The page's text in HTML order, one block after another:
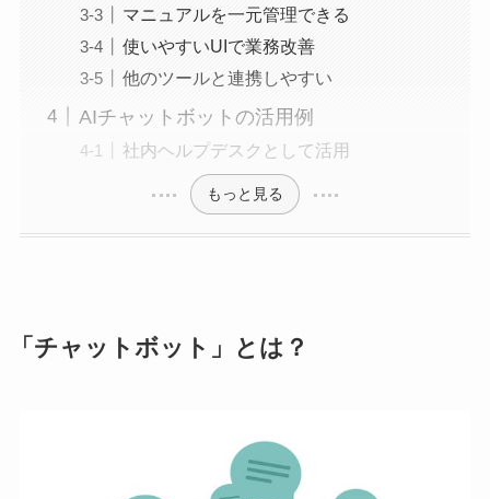
マニュアルを一元管理できる
使いやすいUIで業務改善
他のツールと連携しやすい
AIチャットボットの活用例
社内ヘルプデスクとして活用
もっと見る
「チャットボット」とは？